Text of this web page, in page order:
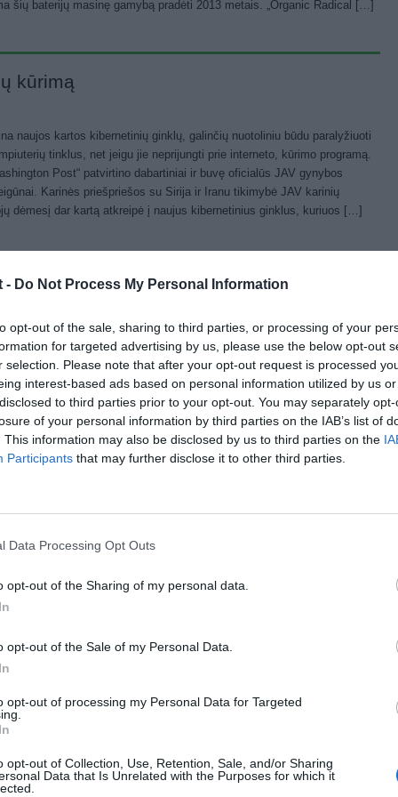
- Do Not Process My Personal Information
opt-out of the sale, sharing to third parties, or processing of your
for targeted advertising by us, please use the below opt-out
selection. Please note that after your opt-out request is processed
interest-based ads based on personal information utilized by us
to third parties prior to your opt-out. You may separately
of your personal information by third parties on the IAB’s list of
This information may also be disclosed by us to third parties on the
Participants that may further disclose it to other third parties.
Data Processing Opt Outs
opt-out of the Sharing of my personal data.
opt-out of the Sale of my Personal Data.
opt-out of processing my Personal Data for Targeted
opt-out of Collection, Use, Retention, Sale, and/or Sharing
Data that Is Unrelated with the Purposes for which it
šių baterijų masinę gamybą pradėti 2013 metais. „Organic Radical […]
kūrimą
naujos kartos kibernetinių ginklų, galinčių nuotoliniu būdu paralyžiuoti
tinklus, net jeigu jie neprijungti prie interneto, kūrimo programą.
Post“ patvirtino dabartiniai ir buvę oficialūs JAV gynybos
Karinės priešpriešos su Sirija ir Iranu tikimybė JAV karinių
dėmesį dar kartą atkreipė į naujus kibernetinius ginklus, kuriuos […]
kas skambina
„Nokia“ perdavė JAV patentų biurui paraišką įregistruoti technologiją,
galimybę jausti, kas skambina. Technologija gali būti naudojama ant
pavidalu arba integruota į tatuiruotę. Telefonui gavus signalą,
kuri leidžia žmogui suprasti, ar tai balso skambutis, ar trumpoji
pranešti, kas konkrečiai skambina. Visa tai […]
galingumu
hadronų priešpriešinių srautų greitintuvas (LHC) pradės veikti didžiausiu
kad pirmieji 4 teraelektronvoltų energijos pluoštų susidūrimai prasidės
Tuo tarpu 4 TeV energijos režimu LHC greitintuvas pradės veikti jau naktį
sistemą su išsitrinančiais dažais
lapą kelis kartus. Teksto ištrynimas vyksta atskirame įrenginyje.
kaitinimo elementas ir ypatingos sudėties dažai, kurie tampa nematomi